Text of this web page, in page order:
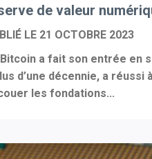
de valeur
LE 21 OCTOBRE 2023
Bitcoin a fait son entrée en
d’une décennie, a réussi
les fondations...